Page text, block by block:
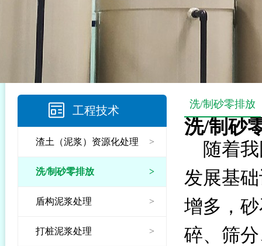
工程技术
渣土（泥浆）资源化处理 >
洗/制砂零排放 >
盾构泥浆处理 >
打桩泥浆处理 >
洗/制砂零排放
洗/制砂
随着
发展基
增多，
碎、筛